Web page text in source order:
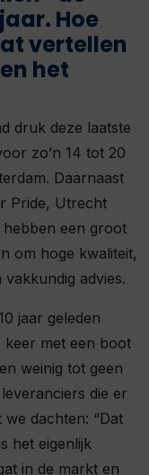
Hoe
vertellen
het
druk deze laatste
zo’n 14 tot 20
Daarnaast
Pride, Utrecht
hebben een groot
om hoge kwaliteit,
advies.
jaar geleden
keer met een boot
weinig tot geen
die er
dachten: “Dat
het eigenlijk
in de markt en